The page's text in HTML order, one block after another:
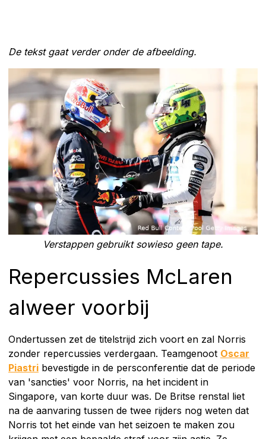
De tekst gaat verder onder de afbeelding.
Verstappen gebruikt sowieso geen tape.
Repercussies McLaren
alweer voorbij
Ondertussen zet de titelstrijd zich voort en zal Norris
zonder repercussies verdergaan. Teamgenoot Oscar
Piastri bevestigde in de persconferentie dat de periode
van 'sancties' voor Norris, na het incident in
Singapore, van korte duur was. De Britse renstal liet
na de aanvaring tussen de twee rijders nog weten dat
Norris tot het einde van het seizoen te maken zou